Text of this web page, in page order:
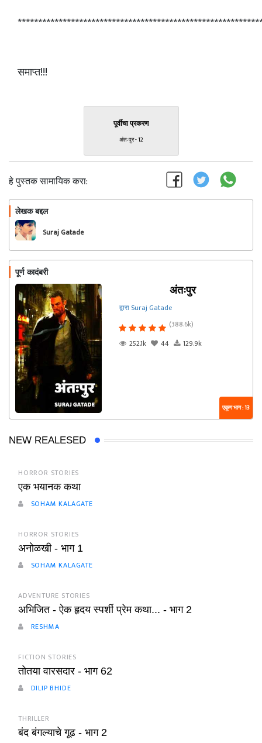
समाप्त!!!
पूर्वीचा प्रकरण
अंतःपुर - 12
हे पुस्तक सामायिक करा:
लेखक बद्दल
Suraj Gatade
पूर्ण कादंबरी
अंतःपुर
द्वारा Suraj Gatade
(388.6k)
252.1k
44 129.9k
एकूण भाग : 13
NEW REALESED
HORROR STORIES
एक भयानक कथा
SOHAM KALAGATE
HORROR STORIES
अनोळखी - भाग 1
SOHAM KALAGATE
ADVENTURE STORIES
अभिजित - ऐक हृदय स्पर्शी प्रेम कथा... - भाग 2
RESHMA
FICTION STORIES
तोतया वारसदार - भाग 62
DILIP BHIDE
THRILLER
बंद बंगल्याचे गूढ - भाग 2